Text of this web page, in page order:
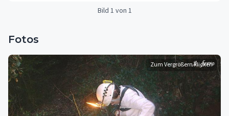
Bild 1 von 1
Fotos
Zum Vergrößern klicken